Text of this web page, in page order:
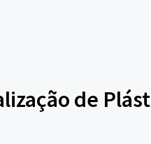
de